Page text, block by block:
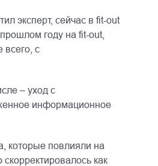
эксперт, сейчас в fit-out
году на fit-out,
всего, с
– уход с
информационное
которые повлияли на
как